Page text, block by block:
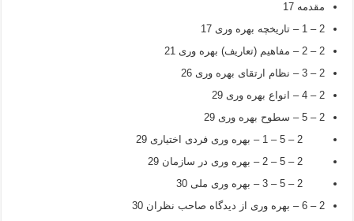
مقدمه 17
2 – 1 – تاریخچه بهره وری 17
2 – 2 – مفاهیم (تعاریف) بهره وری 21
2 – 3 – نظام ارتقای بهره وری 26
2 – 4 – انواع بهره وری 29
2 – 5 – سطوح بهره وری 29
2 – 5 – 1 – بهره وری فردی اختیاری 29
2 – 5 – 2 – بهره وری در سازمان 29
2 – 5 – 3 – بهره وری ملی 30
2 – 6 – بهره وری از دیدگاه صاحب نظران 30